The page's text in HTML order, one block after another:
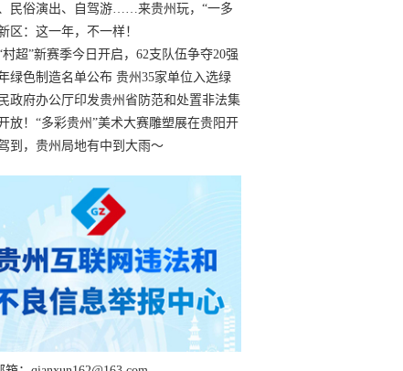
打响”
民俗演出、自驾游……来贵州玩，“一多
免”！
区：这一年，不一样！
村超”新赛季今日开启，62支队伍争夺20强
绿色制造名单公布 贵州35家单位入选绿
政府办公厅印发贵州省防范和处置非法集
实施细则
放！“多彩贵州”美术大赛雕塑展在贵阳开
续至1月19日
到，贵州局地有中到大雨～